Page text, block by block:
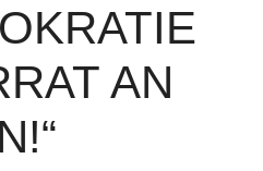
AN